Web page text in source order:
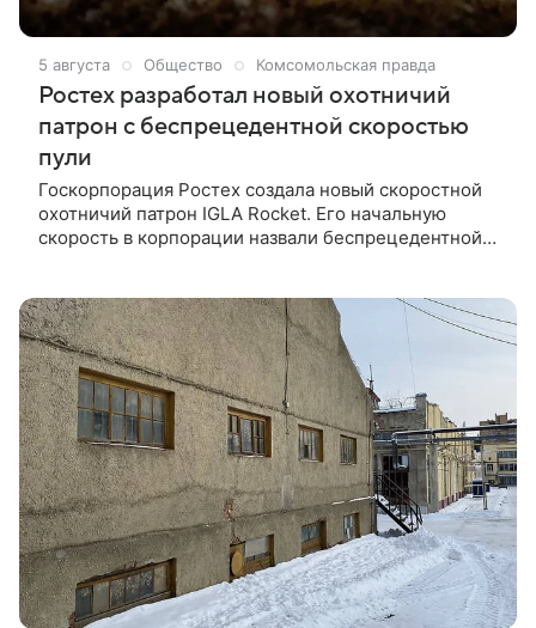
5 августа Общество Комсомольская правда
Ростех разработал новый охотничий
патрон с беспрецедентной скоростью
пули
Госкорпорация Ростех создала новый скоростной
охотничий патрон IGLA Rocket. Его начальную
скорость в корпорации назвали беспрецедентной
говорится на сайте Ростеха.